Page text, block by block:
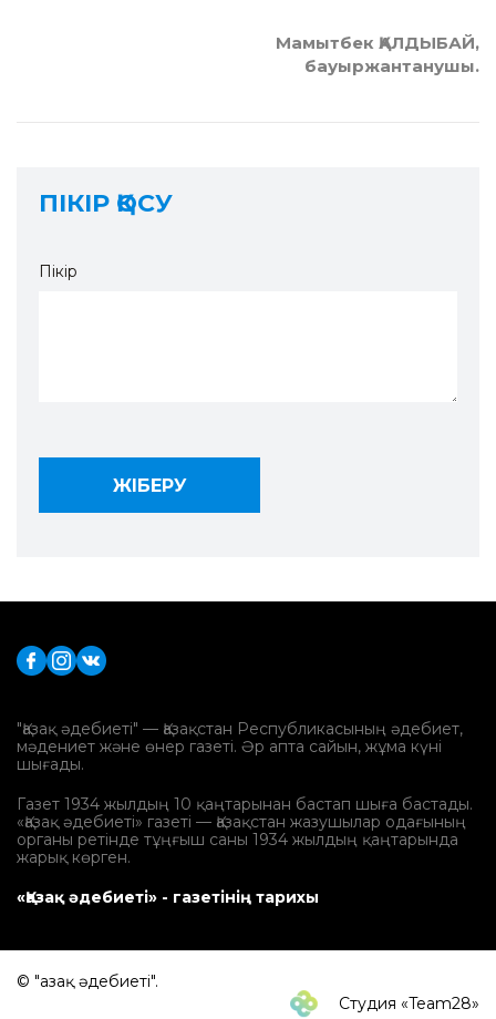
Мамытбек ҚАЛДЫБАЙ,
бауыржантанушы.
ПІКІР ҚОСУ
Пікір
"Қазақ әдебиеті" — Қазақстан Республикасының әдебиет,
мәдениет және өнер газеті. Әр апта сайын, жұма күні
шығады.
Газет 1934 жылдың 10 қаңтарынан бастап шыға бастады.
«Қазақ әдебиеті» газеті — Қазақстан жазушылар одағының
органы ретінде тұңғыш саны 1934 жылдың қаңтарында
жарық көрген.
«Қазақ әдебиеті» - газетінің тарихы
© "Қазақ әдебиеті".
Студия «Team28»